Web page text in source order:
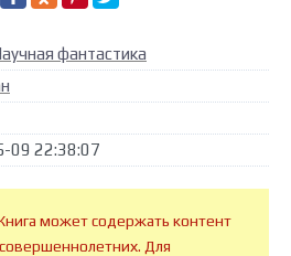
фантастика
09 22:38:07
может содержать контент
Для